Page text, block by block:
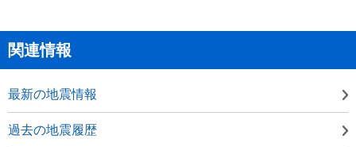
関連情報
最新の地震情報
過去の地震履歴